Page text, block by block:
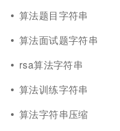
算法题目字符串
算法面试题字符串
rsa算法字符串
算法训练字符串
算法字符串压缩